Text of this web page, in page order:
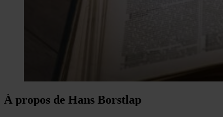
À propos de Hans Borstlap